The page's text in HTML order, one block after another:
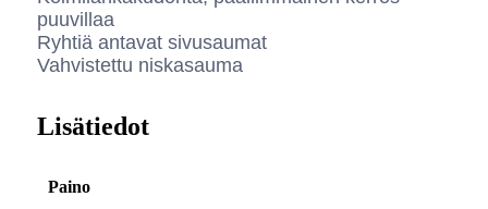
puuvillaa
Ryhtiä antavat sivusaumat
Vahvistettu niskasauma
Lisätiedot
Paino